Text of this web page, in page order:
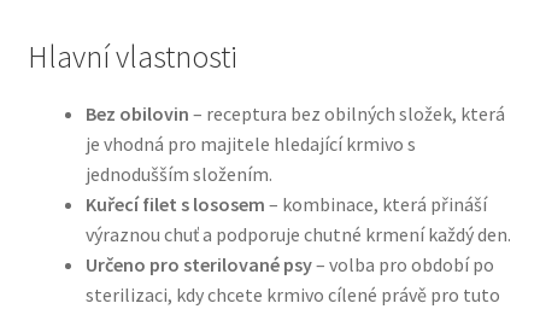
N&D Farmina pro psy — Italské holistic krmivo
Oblečky pro psy
Pamlsky pro psy
Hlavní vlastnosti
Bez obilovin – receptura bez obilných složek, která
je vhodná pro majitele hledající krmivo s
jednodušším složením.
Kuřecí filet s lososem – kombinace, která přináší
výraznou chuť a podporuje chutné krmení každý den.
Určeno pro sterilované psy– volba pro období po
sterilizaci, kdy chcete krmivo cílené právě pro tuto